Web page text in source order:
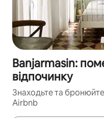
Banjarmasin:
відпочинку
Знаходьте та
Airbnb